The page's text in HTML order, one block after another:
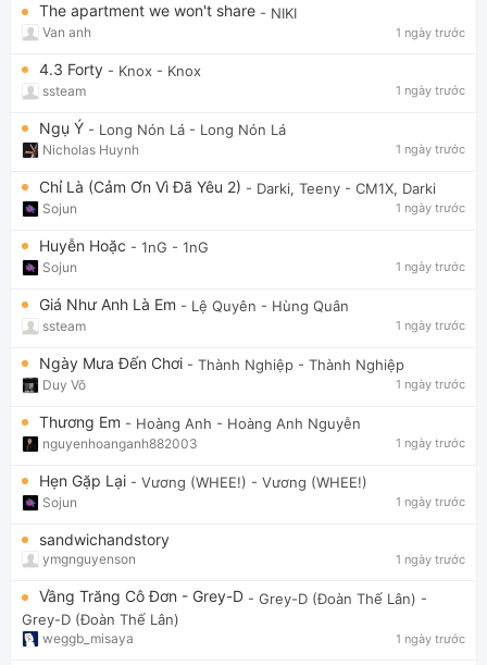
The apartment we won't share - NIKI
Van anh 1 ngày trước
4.3 Forty - Knox - Knox
ssteam 1 ngày trước
Ngụ Ý - Long Nón Lá - Long Nón Lá
Nicholas Huynh 1 ngày trước
Chỉ Là (Cảm Ơn Vì Đã Yêu 2) - Darki, Teeny - CM1X, Darki
Sojun 1 ngày trước
Huyễn Hoặc - 1nG - 1nG
Sojun 1 ngày trước
Giá Như Anh Là Em - Lệ Quyên - Hùng Quân
ssteam 1 ngày trước
Ngày Mưa Đến Chơi - Thành Nghiệp - Thành Nghiệp
Duy Võ 1 ngày trước
Thương Em - Hoàng Anh - Hoàng Anh Nguyễn
nguyenhoanganh882003 1 ngày trước
Hẹn Gặp Lại - Vương (WHEE!) - Vương (WHEE!)
Sojun 1 ngày trước
sandwichandstory
ymgnguyenson 1 ngày trước
Vầng Trăng Cô Đơn - Grey-D - Grey-D (Đoàn Thế Lân) -
Grey-D (Đoàn Thế Lân)
weggb_misaya 1 ngày trước